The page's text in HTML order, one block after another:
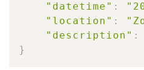
"datetime" :
"location" :
"description" :
}